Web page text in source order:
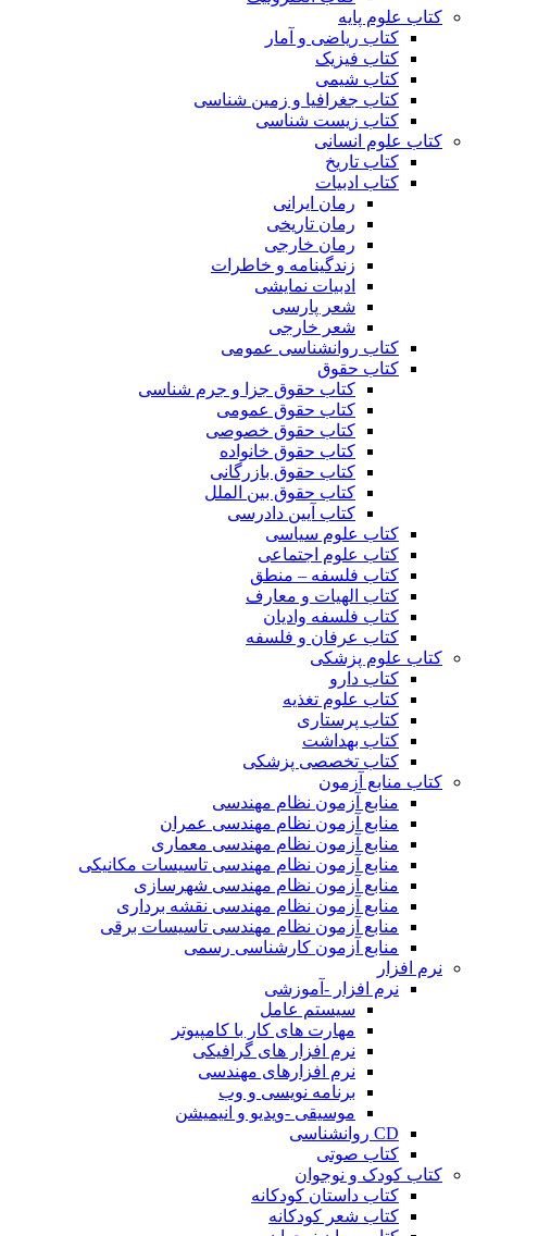
کتاب علوم پایه
کتاب ریاضی و آمار
کتاب فیزیک
کتاب شیمی
کتاب جغرافیا و زمین شناسی
کتاب زیست شناسی
کتاب علوم انسانی
کتاب تاریخ
کتاب ادبیات
رمان ایرانی
رمان تاریخی
رمان خارجی
زندگینامه و خاطرات
ادبیات نمایشی
شعر پارسی
شعر خارجی
کتاب روانشناسی عمومی
کتاب حقوق
کتاب حقوق جزا و جرم شناسی
کتاب حقوق عمومی
کتاب حقوق خصوصی
کتاب حقوق خانواده
کتاب حقوق بازرگانی
کتاب حقوق بین الملل
کتاب آیین دادرسی
کتاب علوم سیاسی
کتاب علوم اجتماعی
کتاب فلسفه – منطق
کتاب الهیات و معارف
کتاب فلسفه وادیان
کتاب عرفان و فلسفه
کتاب علوم پزشکی
کتاب دارو
کتاب علوم تغذیه
کتاب پرستاری
کتاب بهداشت
کتاب تخصصی پزشکی
کتاب منابع آزمون
منابع آزمون نظام مهندسی
منابع آزمون نظام مهندسی عمران
منابع آزمون نظام مهندسی معماری
منابع آزمون نظام مهندسی تاسیسات مکانیکی
منابع آزمون نظام مهندسی شهرسازی
منابع آزمون نظام مهندسی نقشه برداری
منابع آزمون نظام مهندسی تاسیسات برقی
منابع آزمون کارشناسی رسمی
نرم افزار
نرم افزار -آموزشی
سیستم عامل
مهارت های کار با کامپیوتر
نرم افزار های گرافیکی
نرم افزارهای مهندسی
برنامه نویسی و وب
موسیقی -ویدیو و انیمیشن
CD روانشناسی
کتاب صوتی
کتاب کودک و نوجوان
کتاب داستان کودکانه
کتاب شعر کودکانه